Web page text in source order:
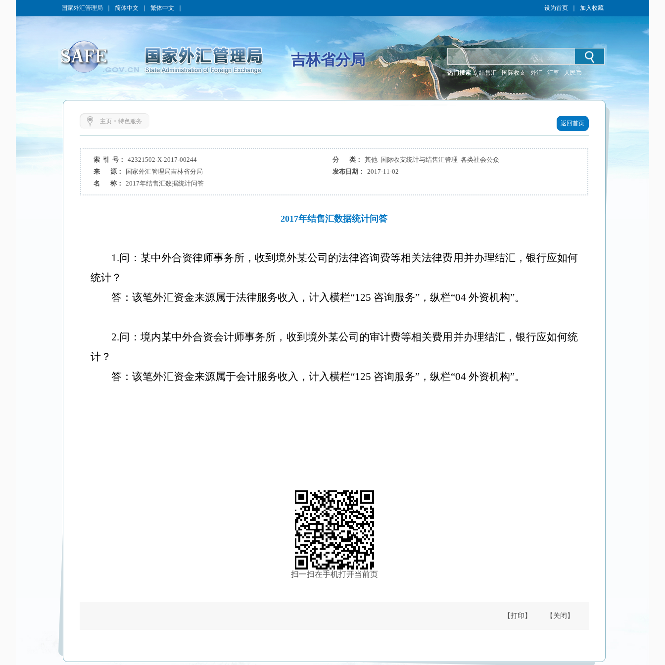
国家外汇管理局 简体中文 繁体中文 设为首页 加入收藏
吉林省分局
热门搜索： 结售汇 国际收支 外汇 汇率 人民币
主页> 特色服务 返回首页
索 引 号： 42321502-X-2017-00244 分 类：
其他 国际收支统计与结售汇管理 各类社会公众
来 源：
国家外汇管理局吉林省分局 发布日期：
2017-11-02
名 称：
2017年结售汇数据统计问答
2017年结售汇数据统计问答
1.问：某中外合资律师事务所，收到境外某公司的法律咨询费等相关法律费用并办理结汇，银行应如何
统计？
答：该笔外汇资金来源属于法律服务收入，计入横栏“125 咨询服务”，纵栏“04 外资机构”。
2.问：境内某中外合资会计师事务所，收到境外某公司的审计费等相关费用并办理结汇，银行应如何统
计？
答：该笔外汇资金来源属于会计服务收入，计入横栏“125 咨询服务”，纵栏“04 外资机构”。
扫一扫在手机打开当前页
【打印】 【关闭】